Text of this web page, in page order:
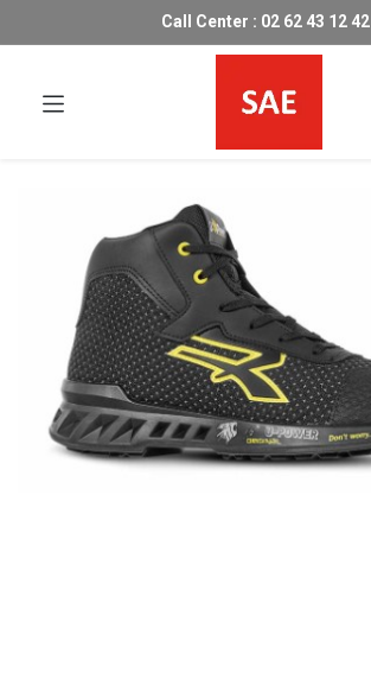
Call Center : 02 62 43 12 42